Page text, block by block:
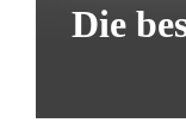
Die